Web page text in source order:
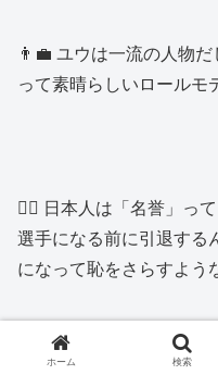
👨‍💼 ユウは一流の人物
って素晴らしいロールモ
👱‍♂️ 日本人は「名誉」っ
選手になる前に引退する
になって恥をさらすよう
ホーム 検索